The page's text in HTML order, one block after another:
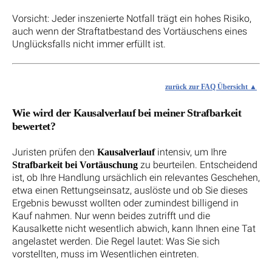
Vorsicht: Jeder inszenierte Notfall trägt ein hohes Risiko,
auch wenn der Straftatbestand des Vortäuschens eines
Unglücksfalls nicht immer erfüllt ist.
zurück zur FAQ Übersicht
Wie wird der Kausalverlauf bei meiner Strafbarkeit
bewertet?
Juristen prüfen den Kausalverlaufintensiv, um Ihre
Strafbarkeit bei Vortäuschung zu beurteilen. Entscheidend
ist, ob Ihre Handlung ursächlich ein relevantes Geschehen,
etwa einen Rettungseinsatz, auslöste und ob Sie dieses
Ergebnis bewusst wollten oder zumindest billigend in
Kauf nahmen. Nur wenn beides zutrifft und die
Kausalkette nicht wesentlich abwich, kann Ihnen eine Tat
angelastet werden. Die Regel lautet: Was Sie sich
vorstellten, muss im Wesentlichen eintreten.